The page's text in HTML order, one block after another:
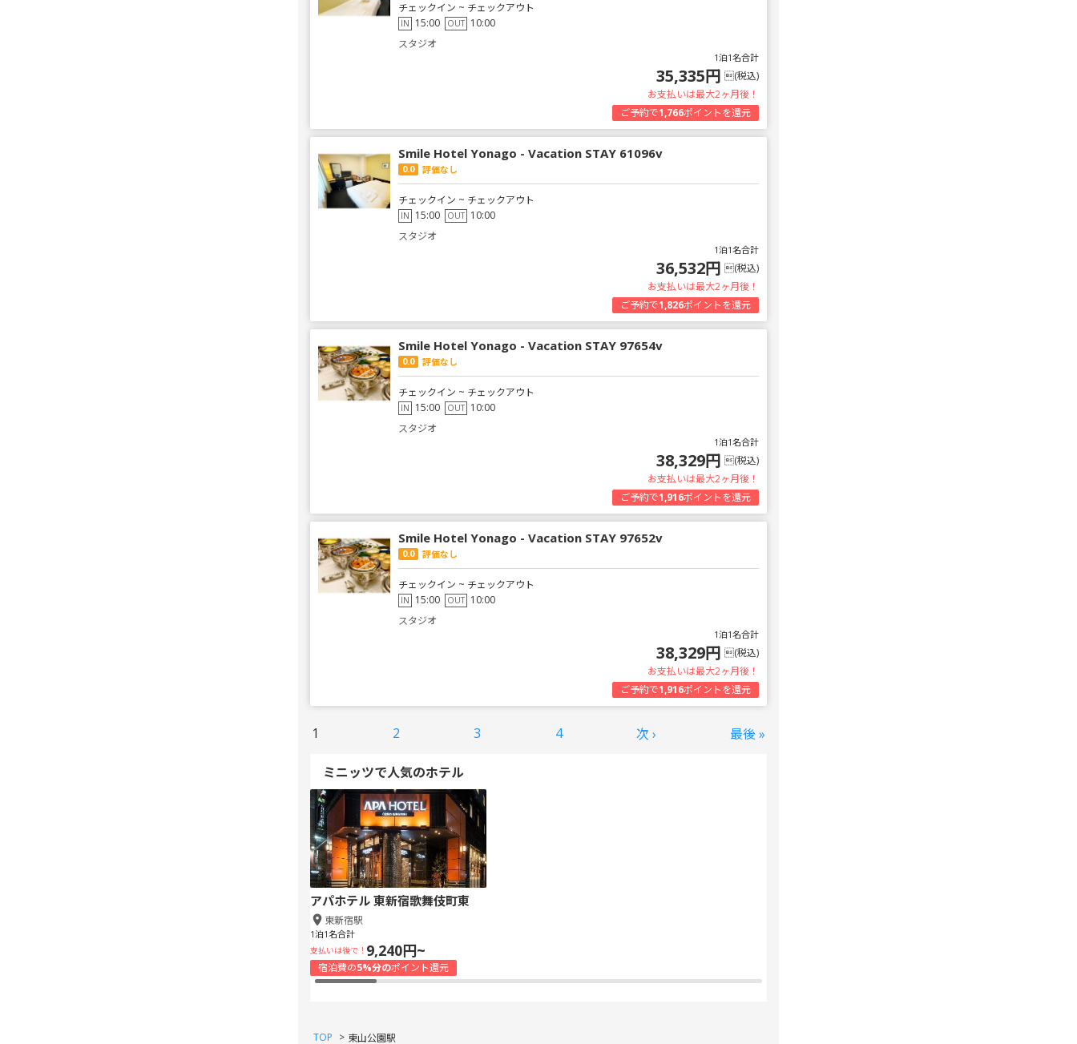
チェックイン ~ チェックアウト
IN 15:00 OUT 10:00
スタジオ
1泊1名合計
35,335円 (税込)
お支払いは最大2ヶ月後！
ご予約で1,766ポイントを還元
Smile Hotel Yonago - Vacation STAY 61096v
0.0 評価なし
チェックイン ~ チェックアウト
IN 15:00 OUT 10:00
スタジオ
1泊1名合計
36,532円 (税込)
お支払いは最大2ヶ月後！
ご予約で1,826ポイントを還元
Smile Hotel Yonago - Vacation STAY 97654v
0.0 評価なし
チェックイン ~ チェックアウト
IN 15:00 OUT 10:00
スタジオ
1泊1名合計
38,329円 (税込)
お支払いは最大2ヶ月後！
ご予約で1,916ポイントを還元
Smile Hotel Yonago - Vacation STAY 97652v
0.0 評価なし
チェックイン ~ チェックアウト
IN 15:00 OUT 10:00
スタジオ
1泊1名合計
38,329円 (税込)
お支払いは最大2ヶ月後！
ご予約で1,916ポイントを還元
1 2 3 4 次 › 最後 »
ミニッツで人気のホテル
アパホテル 東新宿歌舞伎町東
東新宿駅
1泊1名合計
支払いは後で！ 9,240円~
宿泊費の5%分のポイント還元
TOP > 東山公園駅